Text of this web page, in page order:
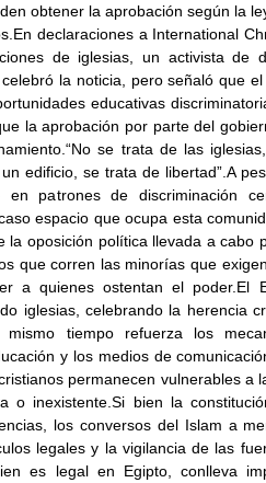
obtener la aprobación según la
declaraciones a International
de iglesias, un activista de
la noticia, pero señaló que el
educativas
la aprobación por parte del
se trata de las
edificio, se trata de libertad”.A
en patrones de discriminación
espacio que ocupa esta
la oposición política llevada a cabo
que corren las minorías que
a quienes ostentan el poder.El
iglesias, celebrando la herencia
tiempo refuerza los
y los medios de
permanecen vulnerables a
o inexistente.Si bien la
los conversos del Islam a
legales y la vigilancia de las
es legal en Egipto, conlleva